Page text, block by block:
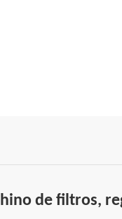
de filtros,